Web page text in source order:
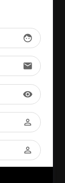
face
email
visibility
perm_identity
perm_identity